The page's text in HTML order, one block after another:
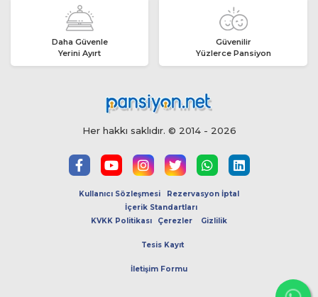
Daha Güvenle
Yerini Ayırt
Güvenilir
Yüzlerce Pansiyon
Her hakkı saklıdır. © 2014 - 2026
Kullanıcı Sözleşmesi
Rezervasyon İptal
İçerik Standartları
KVKK Politikası
Çerezler Gizlilik
Tesis Kayıt
İletişim Formu